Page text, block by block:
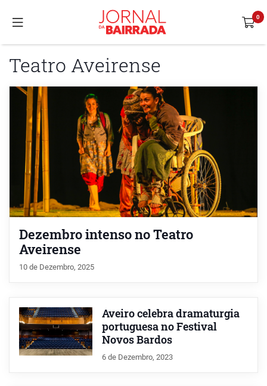
Teatro Aveirense
Dezembro intenso no Teatro
Aveirense
10 de Dezembro, 2025
Aveiro celebra dramaturgia
portuguesa no Festival
Novos Bardos
6 de Dezembro, 2023